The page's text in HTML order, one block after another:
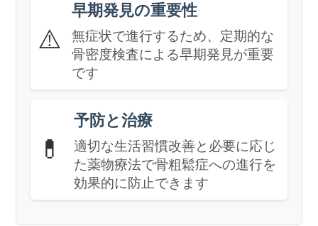
⚠️
早期発見の重要性
無症状で進行するため、定期的な
骨密度検査による早期発見が重要
です
💊
予防と治療
適切な生活習慣改善と必要に応じ
た薬物療法で骨粗鬆症への進行を
効果的に防止できます